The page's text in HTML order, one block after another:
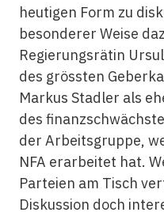
heutigen Form zu
besonderer Weise
Regierungsrätin
des grössten
Markus Stadler als
des
der Arbeitsgruppe,
NFA erarbeitet hat.
Parteien am Tisch
Diskussion doch